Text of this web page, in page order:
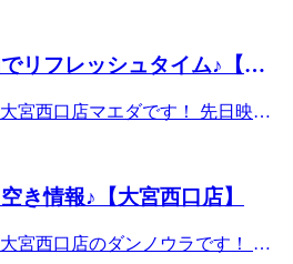
♪爽快ヘッドスパで暑い夏を乗り
ひんやり泡で頭皮にスッキリ感を
(税込) ※メインのコースと併用
の場合はお電話いただくとスムー
気！！【肩甲骨ストレッチ】と
り入れたリラク系ボディケ
店 ☆大宮駅から徒歩1分☆ ≪住所
オイルフットケア★アロマオイル
ます。足裏にある反射躯を刺激す
や内臓系の活性化が期待できま
足裏40分 ¥5,830 (税込) 足裏・
込) 足裏・ふくらはぎ・膝周
選べる炭酸泡を使い頭部をほぐ
重さ・目・首のお疲れでお悩みの
10分 ￥1,650 (税込)20分
足が疲れていませんか？ フット
れを流しに来てくださいね♪皆さ
ております！ ～本日のオススメ
る反射躯を刺激することで、血行
化が期待できます。 30分 ¥4,510
くらはぎ・膝周り （※10分
ドスパ★【夏限定】-5℃の香りを
ほぐします♪ ☆こんな方におすす
リフレッシュタイム♪【大
宮西口店マエダです！ 先日映画
界観になんとも言えない感情が…
んなシーサーさんが推しで
リフレッシュしたいですね！平
のオススメコース～★リラク系ボ
き情報♪【大宮西口店】
宮西口店のダンノウラです！ 暑